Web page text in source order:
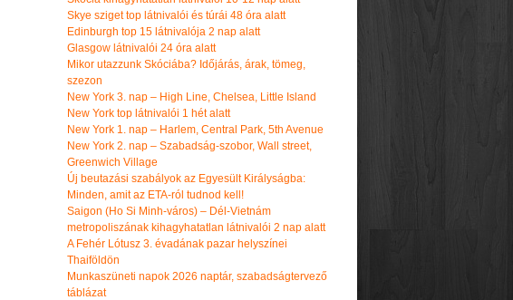
Skye sziget top látnivalói és túrái 48 óra alatt
Edinburgh top 15 látnivalója 2 nap alatt
Glasgow látnivalói 24 óra alatt
Mikor utazzunk Skóciába? Időjárás, árak, tömeg,
szezon
New York 3. nap – High Line, Chelsea, Little Island
New York top látnivalói 1 hét alatt
New York 1. nap – Harlem, Central Park, 5th Avenue
New York 2. nap – Szabadság-szobor, Wall street,
Greenwich Village
Új beutazási szabályok az Egyesült Királyságba:
Minden, amit az ETA-ról tudnod kell!
Saigon (Ho Si Minh-város) – Dél-Vietnám
metropoliszának kihagyhatatlan látnivalói 2 nap alatt
A Fehér Lótusz 3. évadának pazar helyszínei
Thaiföldön
Munkaszüneti napok 2026 naptár, szabadságtervező
táblázat